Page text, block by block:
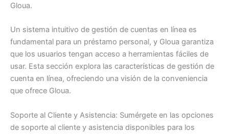
Gloua.
Un sistema intuitivo de gestión de cuentas en línea es
fundamental para un préstamo personal, y Gloua garantiza
que los usuarios tengan acceso a herramientas fáciles de
usar. Esta sección explora las características de gestión de
cuenta en línea, ofreciendo una visión de la conveniencia
que ofrece Gloua.
Soporte al Cliente y Asistencia: Sumérgete en las opciones
de soporte al cliente y asistencia disponibles para los